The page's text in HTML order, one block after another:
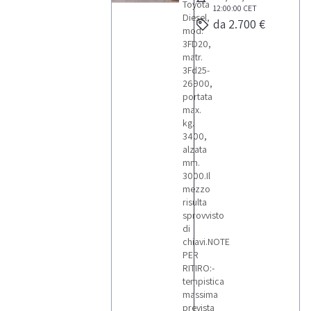
Toyota
Diesel,
mod.
3FD20,
matr.
3Fd25-
26900,
portata
max.
kg.
3400,
alzata
mm.
3000.Il
mezzo
risulta
sprovvisto
di
chiavi.NOTE
PER
RITIRO:-
tempistica
massima
prevista
12:00:00 CET
da 2.700 €